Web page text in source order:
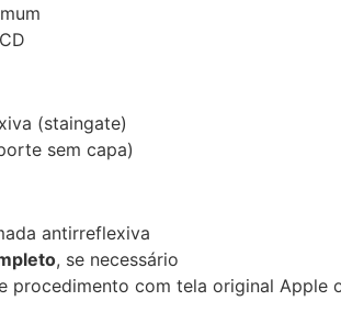
(staingate)
sem capa)
antirreflexiva
, se necessário
procedimento com tela original Apple